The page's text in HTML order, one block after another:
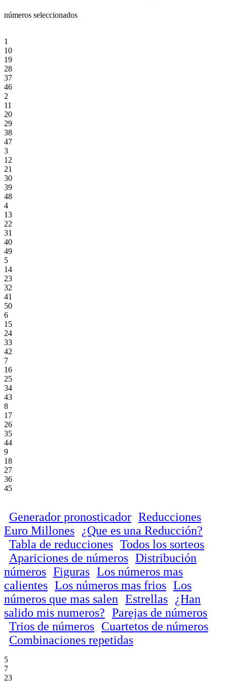
números seleccionados
1
10
19
28
37
46
2
11
20
29
38
47
3
12
21
30
39
48
4
13
22
31
40
49
5
14
23
32
41
50
6
15
24
33
42
7
16
25
34
43
8
17
26
35
44
9
18
27
36
45
Generador pronosticador Reducciones
Euro Millones
¿Que es una Reducción?
Tabla de reducciones Todos los sorteos
Apariciones de números Distribución
números Figuras Los números mas
calientes Los números mas frios Los
números que mas salen Estrellas
¿Han
salido mis numeros? Parejas de números
Trios de números Cuartetos de números
Combinaciones repetidas
5
7
23